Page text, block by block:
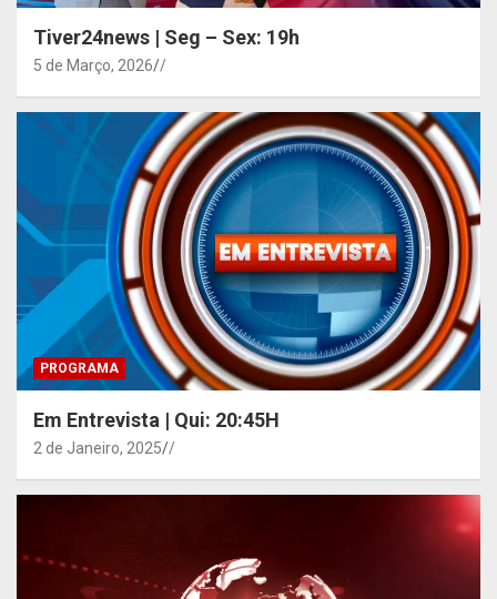
Tiver24news | Seg – Sex: 19h
5 de Março, 2026 /
PROGRAMA
Em Entrevista | Qui: 20:45H
2 de Janeiro, 2025 /